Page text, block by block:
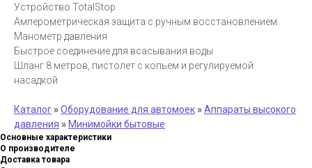
Устройство TotalStop
Амперометрическая защита с ручным восстановлением
Манометр давления
Быстрое соединение для всасывания воды
Шланг 8 метров, пистолет с копьем и регулируемой
насадкой
Каталог»Оборудование для автомоек»Аппараты высокого
давления » Минимойки бытовые
Основные характеристики
О производителе
Доставка товара